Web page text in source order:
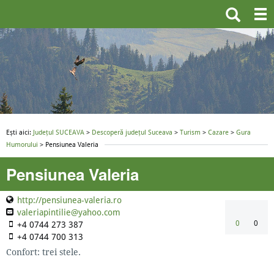
Ești aici: Județul SUCEAVA > Descoperă județul Suceava > Turism > Cazare > Gura
Humorului > Pensiunea Valeria
Pensiunea Valeria
http://pensiunea-valeria.ro
valeriapintilie@yahoo.com
+4 0744 273 387
+4 0744 700 313
0 0
Confort: trei stele.